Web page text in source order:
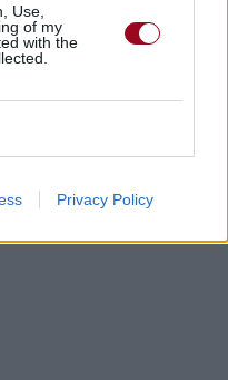
Use,
of my
with the
Privacy Policy